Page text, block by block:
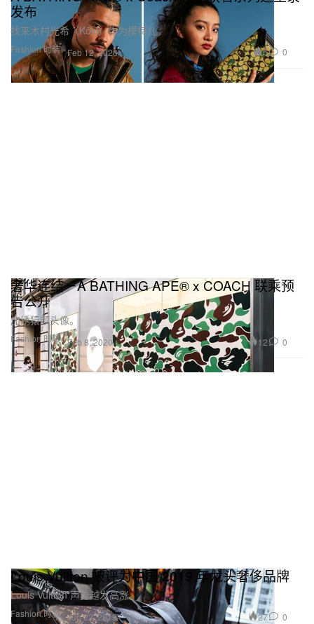
Fashion 时装
发布
找来木村光希（Kōki）作为模特儿。
Feb 12, 2020 6 0
Fashion 时装
奢华连结－A BATHING APE® x COACH 联乘预
告公开
加绣猿颜头像。
Feb 8, 2020 12 0
Fashion 时装
Louis Vuitton 被评为中国 2019 年龙头奢侈品牌
Louis Vuitton 声势越发高涨。
Jun 22, 2019 27 0